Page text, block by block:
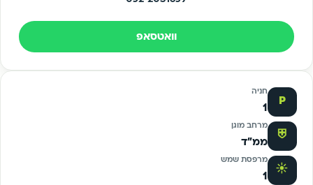
וואטסאפ
P
חניה
1
⛨
מרחב מוגן
ממ"ד
☀
מרפסת שמש
1